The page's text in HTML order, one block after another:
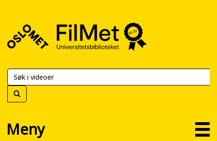
FilMet
Universitetsbiblioteket
Meny